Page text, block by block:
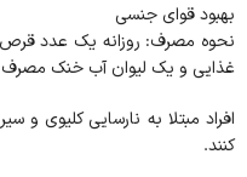
بهبود قوای جنسی
نحوه مصرف: روزانه یک عدد قرص
غذایی و یک لیوان آب خنک مصرف
افراد مبتلا به نارسایی کلیوی
کنند.